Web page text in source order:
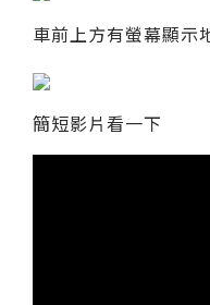
車前上方有螢幕顯示
簡短影片看一下